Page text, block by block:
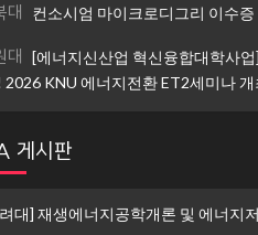
대 컨소시엄 마이크로디그리 이수증
대
[에너지신산업 혁신융합대학사
2026 KNU 에너지전환 ET2세미나 개
게시판